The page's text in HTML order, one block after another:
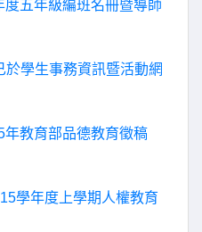
五年級編班名冊暨導師
學生事務資訊暨活動網
教育部品德教育徵稿
學年度上學期人權教育